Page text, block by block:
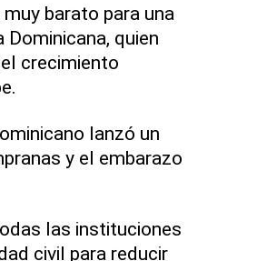
barato para una
quien
crecimiento
lanzó un
y el embarazo
las instituciones
civil para reducir